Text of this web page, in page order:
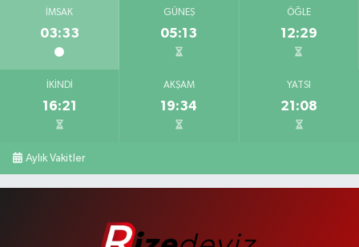
İMSAK
03:33
GÜNEŞ
05:13
ÖĞLE
12:29
İKINDI
16:21
AKŞAM
19:34
YATSI
21:08
Aylık Vakitler